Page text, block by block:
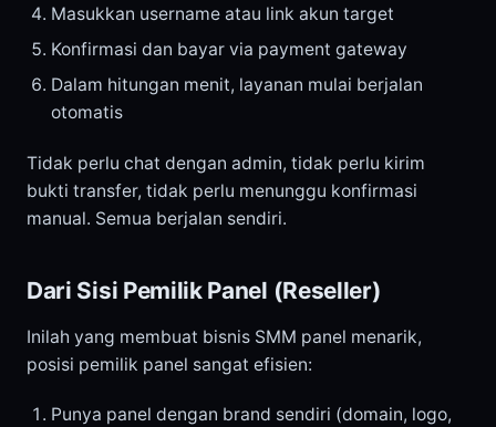
Masukkan username atau link akun target
Konfirmasi dan bayar via payment gateway
Dalam hitungan menit, layanan mulai berjalan
otomatis
Tidak perlu chat dengan admin, tidak perlu kirim
bukti transfer, tidak perlu menunggu konfirmasi
manual. Semua berjalan sendiri.
Dari Sisi Pemilik Panel (Reseller)
Inilah yang membuat bisnis SMM panel menarik,
posisi pemilik panel sangat efisien:
Punya panel dengan brand sendiri (domain, logo,